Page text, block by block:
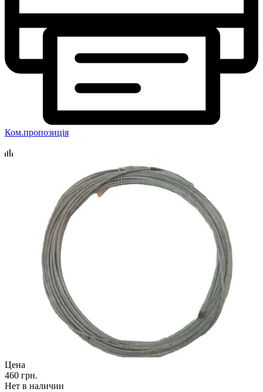
Ком.пропозиція
Цена
460 грн.
Нет в наличии